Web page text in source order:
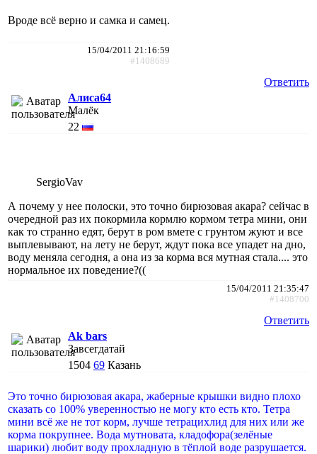
Вроде всё верно и самка и самец.
15/04/2011 21:16:59
#1408689
Ответить
Алиса64
Малёк
22
SergioVav
А почему у нее полоски, это точно бирюзовая акара? сейчас в
очередной раз их покормила кормлю кормом тетра мини, они
как то странно едят, берут в ром вмете с грунтом жуют и все
выплевывают, на лету не берут, ждут пока все упадет на дно,
воду меняла сегодня, а она из за корма вся мутная стала.... это
нормальное их поведение?((
15/04/2011 21:35:47
#1408700
Ответить
Ak bars
Завсегдатай
1504 69 Казань
Это точно бирюзовая акара, жаберные крышки видно плохо
сказать со 100% уверенностью не могу кто есть кто. Тетра
мини всё же не тот корм, лучше тетрацихлид для них или же
корма покрупнее. Вода мутновата, кладофора(зелёные
шарики) любит воду прохладную в тёплой воде разрушается.